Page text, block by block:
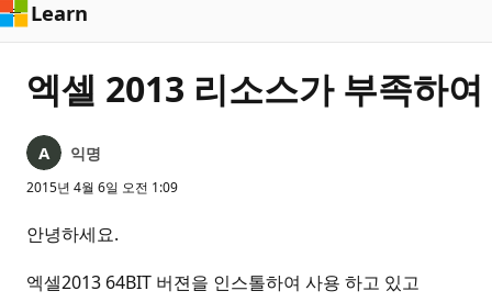
건
너
뛰
기
Learn
엑셀 2013 리소스가 부족하
익명
2015년 4월 6일 오전 1:09
안녕하세요.
엑셀2013 64BIT 버젼을 인스톨하여 사용 하고 있고